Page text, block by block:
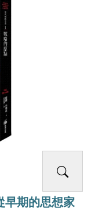
早期的思想家